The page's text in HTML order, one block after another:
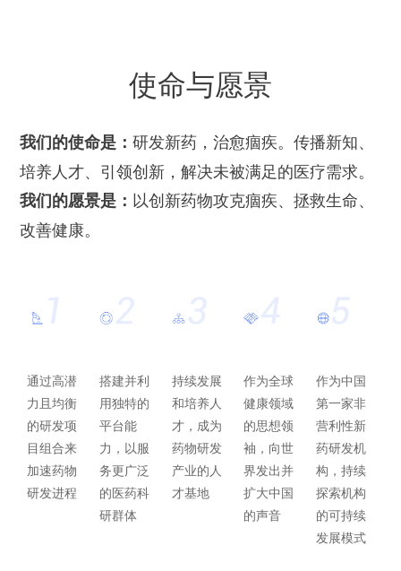
使命与愿景
我们的使命是：研发新药，治愈痼疾。传播新知、
培养人才、引领创新，解决未被满足的医疗需求。
我们的愿景是： 以创新药物攻克痼疾、拯救生命、
改善健康。
通过高潜
力且均衡
的研发项
目组合来
加速药物
研发进程
搭建并利
用独特的
平台能
力，以服
务更广泛
的医药科
研群体
持续发展
和培养人
才，成为
药物研发
产业的人
才基地
作为全球
健康领域
的思想领
袖，向世
界发出并
扩大中国
的声音
作为中国
第一家非
营利性新
药研发机
构，持续
探索机构
的可持续
发展模式